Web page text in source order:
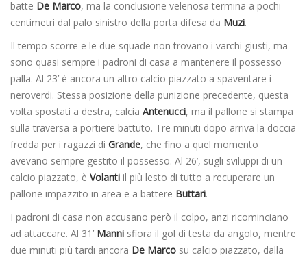
batte De Marco, ma la conclusione velenosa termina a pochi
centimetri dal palo sinistro della porta difesa da Muzi.
Il tempo scorre e le due squade non trovano i varchi giusti, ma
sono quasi sempre i padroni di casa a mantenere il possesso
palla. Al 23’ è ancora un altro calcio piazzato a spaventare i
neroverdi. Stessa posizione della punizione precedente, questa
volta spostati a destra, calcia Antenucci, ma il pallone si stampa
sulla traversa a portiere battuto. Tre minuti dopo arriva la doccia
fredda per i ragazzi di Grande, che fino a quel momento
avevano sempre gestito il possesso. Al 26’, sugli sviluppi di un
calcio piazzato, è Volanti il più lesto di tutto a recuperare un
pallone impazzito in area e a battere Buttari.
I padroni di casa non accusano però il colpo, anzi ricominciano
ad attaccare. Al 31’ Manni sfiora il gol di testa da angolo, mentre
due minuti più tardi ancora De Marco su calcio piazzato, dalla